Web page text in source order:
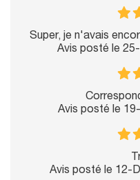
Super, je n'avais
Avis posté le
Avis posté le
Avis posté le 12-